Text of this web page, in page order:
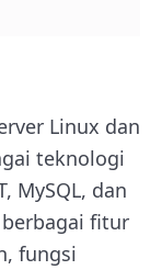
Linux dan
teknologi
MySQL, dan
fitur
fungsi